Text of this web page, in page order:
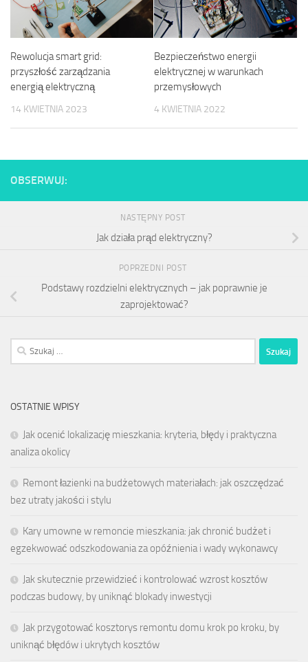
Rewolucja smart grid:
przyszłość zarządzania
energią elektryczną
14 KWIETNIA 2023
Bezpieczeństwo energii
elektrycznej w warunkach
przemysłowych
4 KWIETNIA 2022
OBSERWUJ:
NASTĘPNY POST
Jak działa prąd elektryczny?
POPRZEDNI POST
Podstawy rozdzielni elektrycznych – jak poprawnie je
zaprojektować?
Szukaj:
OSTATNIE WPISY
Jak ocenić lokalizację mieszkania: kryteria, błędy i praktyczna
analiza okolicy
Remont łazienki na budżetowych materiałach: jak oszczędzać
bez utraty jakości i stylu
Kary umowne w remoncie mieszkania: jak chronić budżet i
egzekwować odszkodowania za opóźnienia i wady wykonawcy
Jak skutecznie przewidzieć i kontrolować wzrost kosztów
podczas budowy, by uniknąć blokady inwestycji
Jak przygotować kosztorys remontu domu krok po kroku, by
uniknąć błędów i ukrytych kosztów